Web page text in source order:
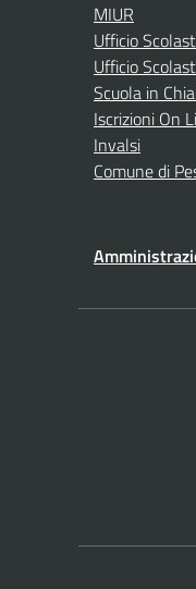
MIUR
Ufficio
Ufficio
Scuola in
Iscrizioni On
Invalsi
Comune di